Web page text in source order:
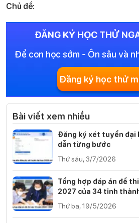
Chủ đề:
ĐĂNG KÝ HỌC THỬ
Để con học sớm - Ôn sâu và
Đăng ký học thử
Bài viết xem nhiều
Đăng ký xét tuyển đại
dẫn từng bước
Thứ sáu, 3/7/2026
Tổng hợp đáp án đề
2027 của 34 tỉnh
Thứ ba, 19/5/2026